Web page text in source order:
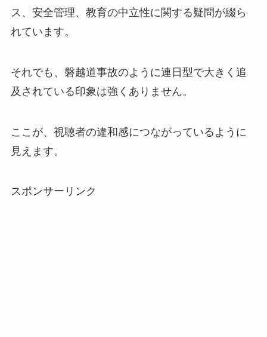
ス、安全管理、教育の中立性に関する疑問が綴ら
れています。
それでも、磐越道事故のように連日型で大きく追
及されている印象は強くありません。
ここが、視聴者の違和感につながっているように
見えます。
スポンサーリンク